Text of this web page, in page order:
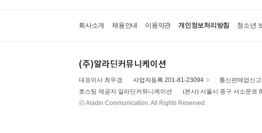
회사소개 채용안내 이용약관 개인정보처리방침 청소년
(주)알라딘커뮤니케이션
대표이사 최우경 사업자등록 201-81-23094 통신판매업신
호스팅 제공자 알라딘커뮤니케이션
(본사) 서울시 중구 서소문로
ⓒ Aladin Communication. All Rights Reserved.